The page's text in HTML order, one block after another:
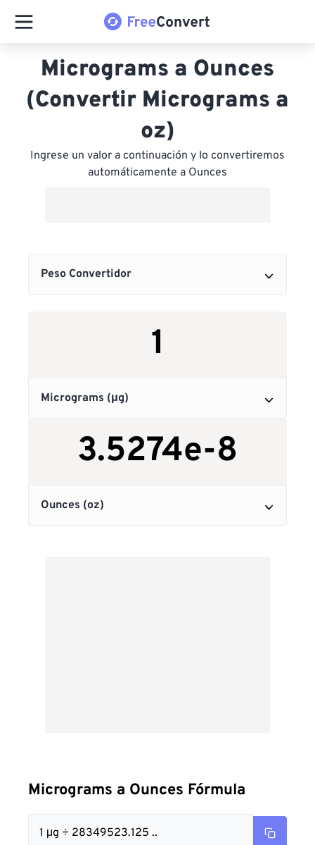
Micrograms a Ounces
(Convertir Micrograms a
oz)
Ingrese un valor a continuación y lo convertiremos
automáticamente a Ounces
Micrograms a Ounces Fórmula
1 μg ÷ 28349523.125 ..